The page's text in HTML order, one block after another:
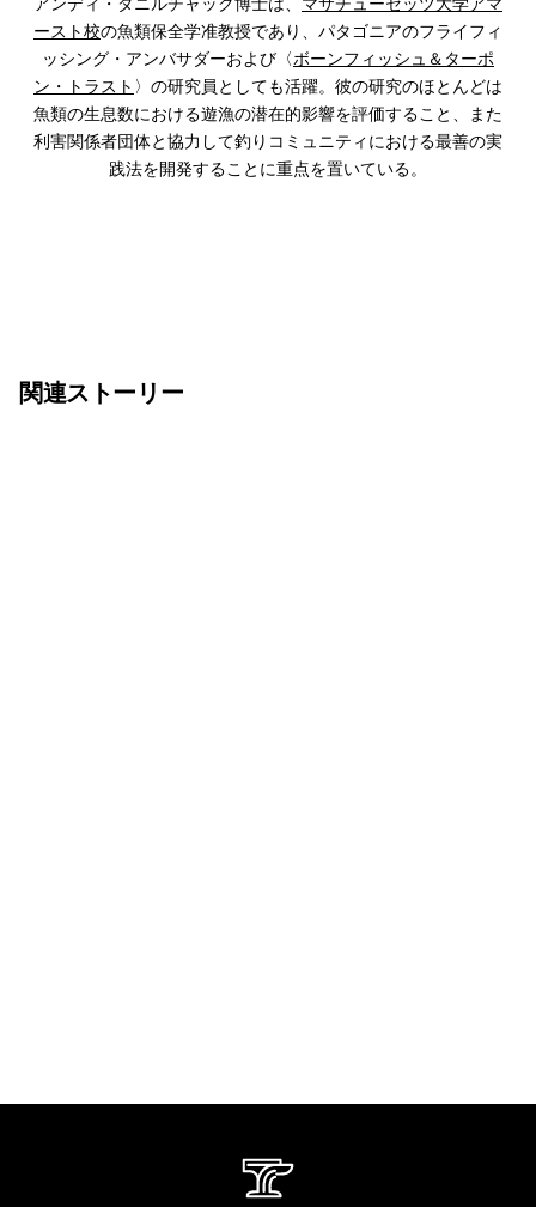
ースト校の魚類保全学准教授であり、パタゴニアのフライフィ
ッシング・アンバサダーおよび〈ボーンフィッシュ＆ターポ
ン・トラスト 〉の研究員としても活躍。彼の研究のほとんどは
魚類の生息数における遊漁の潜在的影響を評価すること、また
利害関係者団体と協力して釣りコミュニティにおける最善の実
践法を開発することに重点を置いている。
関連ストーリー